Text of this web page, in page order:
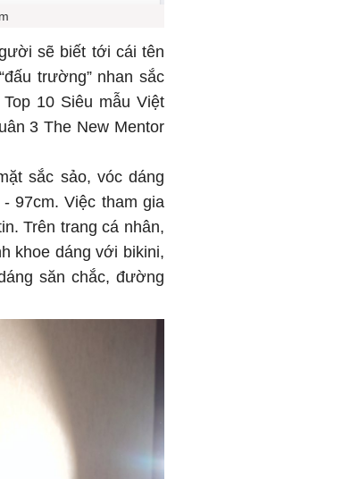
sẽ biết tới cái tên
trường” nhan sắc
10 Siêu mẫu Việt
3 The New Mentor
sắc sảo, vóc dáng
97cm. Việc tham gia
Trên trang cá nhân,
khoe dáng với bikini,
săn chắc, đường